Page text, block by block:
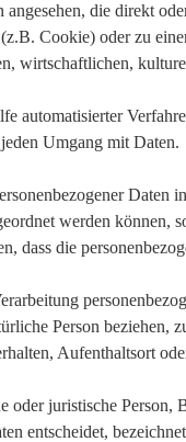
die direkt
Cookie) oder zu
wirtschaftlichen,
automatisierter
Umgang mit Daten.
werden können,
dass die
Person
Aufenthaltsort
juristische Person,
entscheidet,